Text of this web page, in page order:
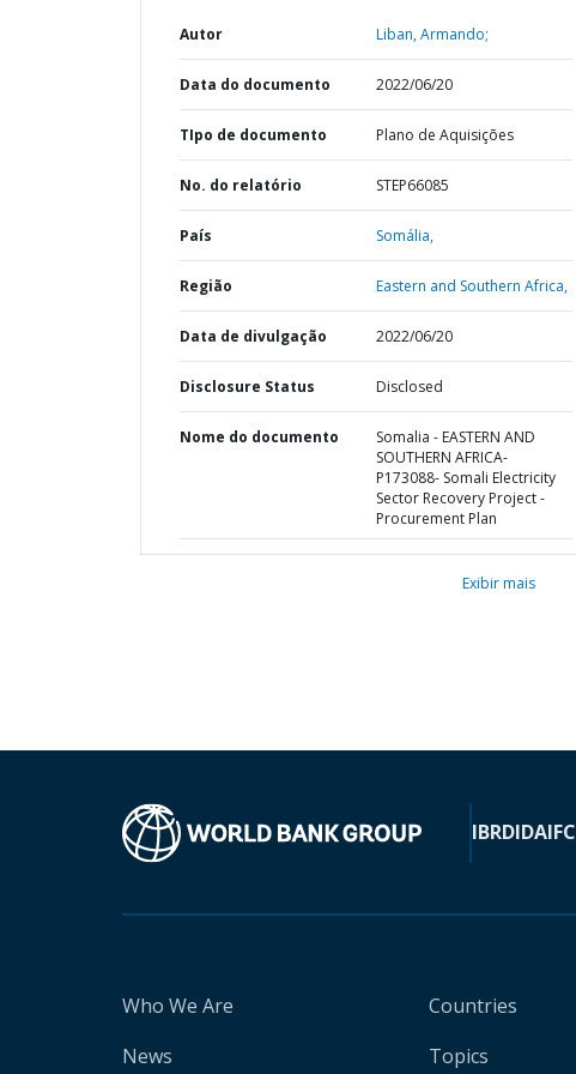
Autor Liban, Armando;
Data do documento 2022/06/20
TIpo de documento Plano de Aquisições
No. do relatório STEP66085
País Somália,
Região Eastern and Southern Africa,
Data de divulgação 2022/06/20
Disclosure Status Disclosed
Nome do documento
Somalia - EASTERN AND
SOUTHERN AFRICA-
P173088- Somali Electricity
Sector Recovery Project -
Procurement Plan
Exibir mais
IBRDIDAIFC
Who We Are
News
Countries
Topics